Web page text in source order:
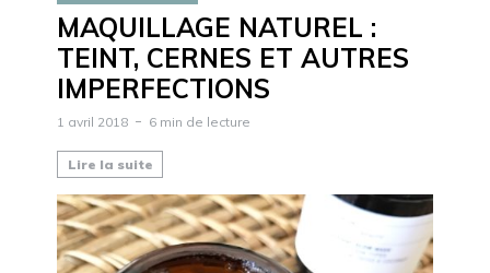
MAQUILLAGE NATUREL :
TEINT, CERNES ET AUTRES
IMPERFECTIONS
1 avril 2018 6 min de lecture
Lire la suite